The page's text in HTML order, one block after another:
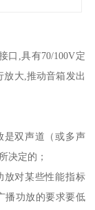
口,具有70/100V定
放大,推动音箱发出
是双声道（或多声
决定的；
放对某些性能指标
播功放的要求要低